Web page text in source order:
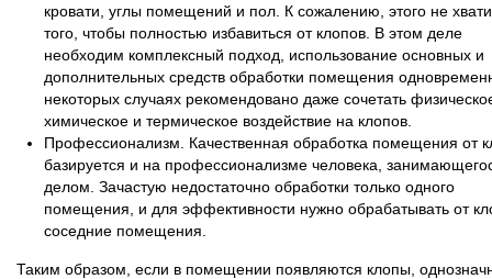
кровати, углы помещений и пол. К сожалению, этого не
того, чтобы полностью избавиться от клопов. В этом деле
необходим комплексный подход, использование основных и
дополнительных средств обработки помещения
некоторых случаях рекомендовано даже сочетать
химическое и термическое воздействие на клопов.
Профессионализм. Качественная обработка помещения от
базируется и на профессионализме человека,
делом. Зачастую недостаточно обработки только одного
помещения, и для эффективности нужно обрабатывать от
соседние помещения.
Таким образом, если в помещении появляются клопы,